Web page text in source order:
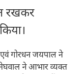
रखकर
गोरधन जयपाल ने
ने आभार व्यक्त